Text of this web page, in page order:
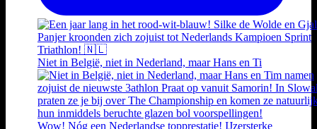
Niet in België, niet in Nederland, maar Hans en Ti
Wow! Nóg een Nederlandse topprestatie! IJzersterke